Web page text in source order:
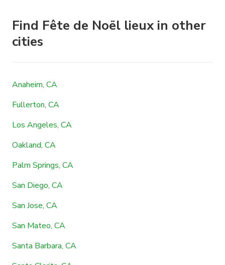
Find Fête de Noël lieux in other
cities
Anaheim, CA
Fullerton, CA
Los Angeles, CA
Oakland, CA
Palm Springs, CA
San Diego, CA
San Jose, CA
San Mateo, CA
Santa Barbara, CA